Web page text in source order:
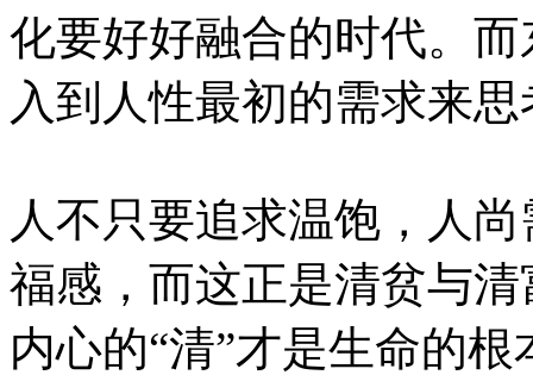
化要好好融合的时代。
入到人性最初的需求来思
人不只要追求温饱，人
福感，而这正是清贫与
内心的“清”才是生命的